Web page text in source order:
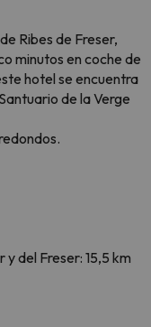
Ribes de Freser,
minutos en coche de
hotel se encuentra
de la Verge
del Freser: 15,5 km